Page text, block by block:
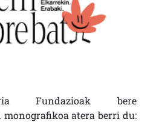
Fundazioak bere
atera berri du: